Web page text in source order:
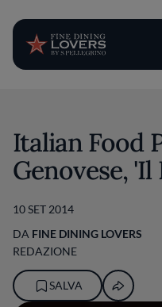
Italian Food
Genovese, 'Il
10 SET 2014
DA FINE DINING LOVERS
REDAZIONE
SALVA